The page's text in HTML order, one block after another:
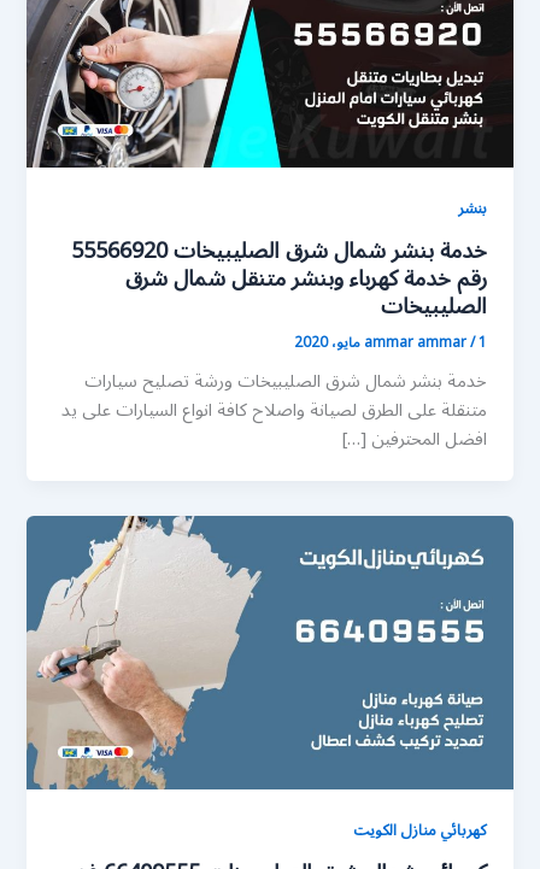
بنشر
خدمة بنشر شمال شرق الصليبيخات 55566920
رقم خدمة كهرباء وبنشر متنقل شمال شرق
الصليبيخات
ammar ammar/1 مايو، 2020
خدمة بنشر شمال شرق الصليبيخات ورشة تصليح سيارات
متنقلة على الطرق لصيانة واصلاح كافة انواع السيارات على يد
افضل المحترفين […]
كهربائي منازل الكويت